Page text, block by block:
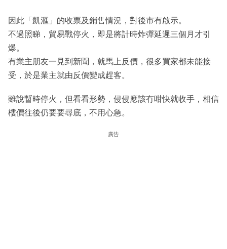
因此「凱滙」的收票及銷售情況，對後市有啟示。
不過照睇，貿易戰停火，即是將計時炸彈延遲三個月才引
爆。
有業主朋友一見到新聞，就馬上反價，很多買家都未能接
受，於是業主就由反價變成趕客。
雖說暫時停火，但看看形勢，侵侵應該冇咁快就收手，相信
樓價往後仍要要尋底，不用心急。
廣告